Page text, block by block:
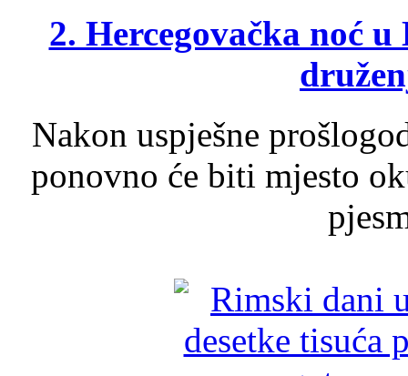
2. Hercegovačka noć
Nakon uspješne
ponovno će biti mjesto